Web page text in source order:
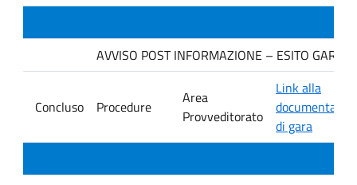
AVVISO POST INFORMAZIONE – ESITO GARA.
Concluso Procedure
Area
Provveditorato
Link alla
di gara